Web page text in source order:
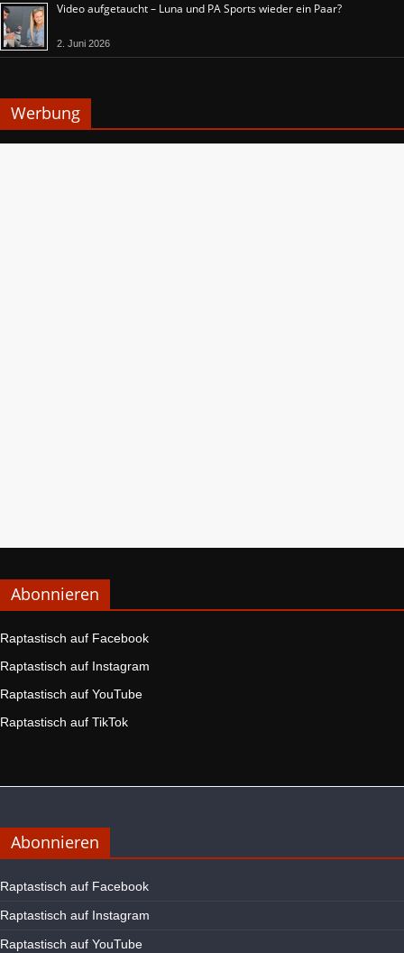
Video aufgetaucht – Luna und PA Sports wieder ein Paar?
2. Juni 2026
Werbung
Abonnieren
Raptastisch auf Facebook
Raptastisch auf Instagram
Raptastisch auf YouTube
Raptastisch auf TikTok
Abonnieren
Raptastisch auf Facebook
Raptastisch auf Instagram
Raptastisch auf YouTube